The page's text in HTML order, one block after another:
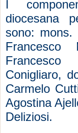
I
diocesana
sono: mons.
Francesco
Conigliaro,
Carmelo
Agostina
Deliziosi.